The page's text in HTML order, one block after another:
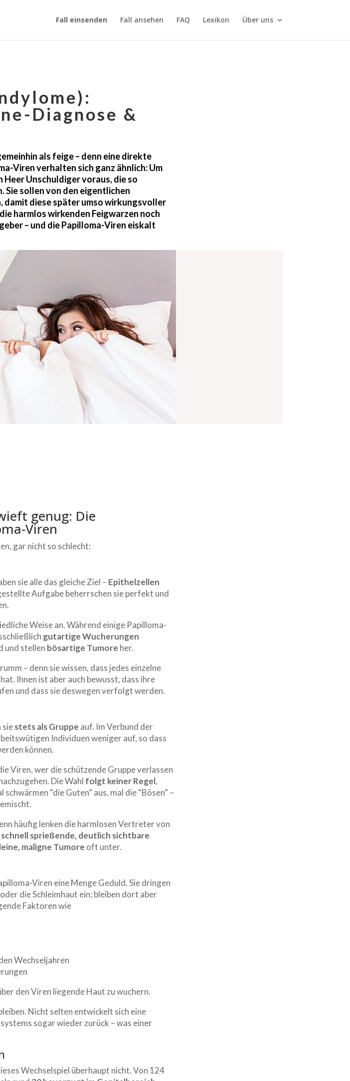
Fall einsenden Fall ansehen FAQ Lexikon Über uns
Diagnose &
als feige – denn eine direkte
Viren verhalten sich ganz ähnlich: Um
Heer Unschuldiger voraus, die so
Sie sollen von den eigentlichen
damit diese später umso wirkungsvoller
harmlos wirkenden Feigwarzen noch
– und die Papilloma-Viren eiskalt
genug: Die
Viren
gar nicht so schlecht:
sie alle das gleiche Ziel – Epithelzellen
Aufgabe beherrschen sie perfekt und
Weise an. Während einige Papilloma-
gutartige Wucherungen
und stellen bösartige Tumore her.
– denn sie wissen, dass jedes einzelne
Ihnen ist aber auch bewusst, dass ihre
und dass sie deswegen verfolgt werden.
siestets als Gruppe auf. Im Verbund der
Individuen weniger auf, so dass
können.
Viren, wer die schützende Gruppe verlassen
Die Wahl folgt keiner Regel,
“die Guten” aus, mal die “Bösen” –
häufig lenken die harmlosen Vertreter von
schnell sprießende, deutlich sichtbare
maligne Tumore oft unter.
Viren eine Menge Geduld. Sie dringen
die Schleimhaut ein; bleiben dort aber
Faktoren wie
Wechseljahren
den Viren liegende Haut zu wuchern.
Nicht selten entwickelt sich eine
sogar wieder zurück – was einer
Wechselspiel überhaupt nicht. Von 124